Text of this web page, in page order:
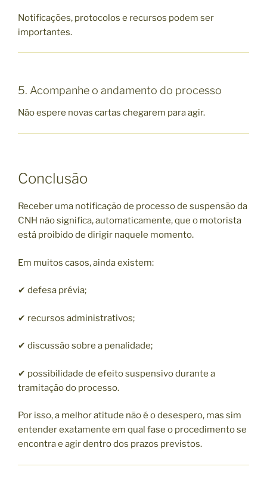
Notificações, protocolos e recursos podem ser
importantes.
5. Acompanhe o andamento do processo
Não espere novas cartas chegarem para agir.
Conclusão
Receber uma notificação de processo de suspensão da
CNH não significa, automaticamente, que o motorista
está proibido de dirigir naquele momento.
Em muitos casos, ainda existem:
✔ defesa prévia;
✔ recursos administrativos;
✔ discussão sobre a penalidade;
✔ possibilidade de efeito suspensivo durante a
tramitação do processo.
Por isso, a melhor atitude não é o desespero, mas sim
entender exatamente em qual fase o procedimento se
encontra e agir dentro dos prazos previstos.